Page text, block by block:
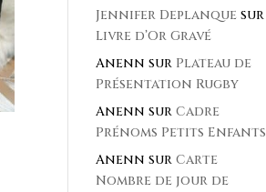
Jennifer Deplanque sur
Livre d’Or Gravé
Anenn sur Plateau de
Présentation Rugby
Anenn surCadre
Prénoms Petits Enfants
Anenn surCarte
Nombre de jour de